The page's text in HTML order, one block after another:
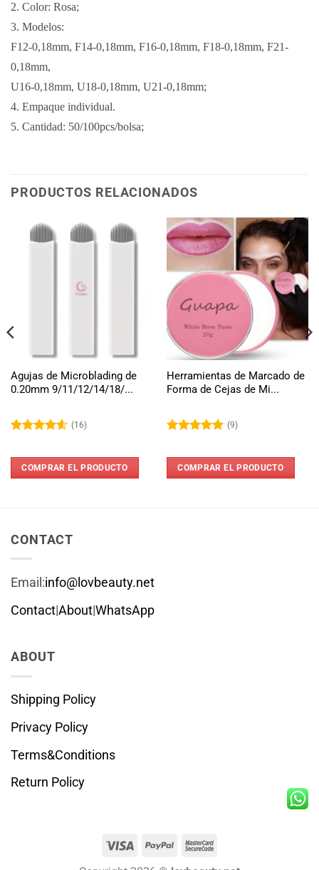
2. Color: Rosa;
3. Modelos:
F12-0,18mm, F14-0,18mm, F16-0,18mm, F18-0,18mm, F21-
0,18mm,
U16-0,18mm, U18-0,18mm, U21-0,18mm;
4. Empaque individual.
5. Cantidad: 50/100pcs/bolsa;
PRODUCTOS RELACIONADOS
Agujas de Microblading de
0.20mm 9/11/12/14/18/...
de 5
(16)
COMPRAR EL PRODUCTO
Herramientas de Marcado de
Forma de Cejas de Mi...
(9)
COMPRAR EL PRODUCTO
CONTACT
Email:info@lovbeauty.net
Contact|About|WhatsApp
ABOUT
Shipping Policy
Privacy Policy
Terms&Conditions
Return Policy
Visa PayPal MasterCard